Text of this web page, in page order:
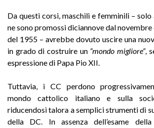
Da questi corsi, maschili e femminili –
ne sono promossi diciannove dal
del 1955 – avrebbe dovuto uscire una
in grado di costruire un “mondo migliore”,
espressione di Papa Pio XII.
Tuttavia, i CC perdono
mondo cattolico italiano e sulla
riducendosi talora a semplici strumenti di
della DC. In assenza dell’esame della